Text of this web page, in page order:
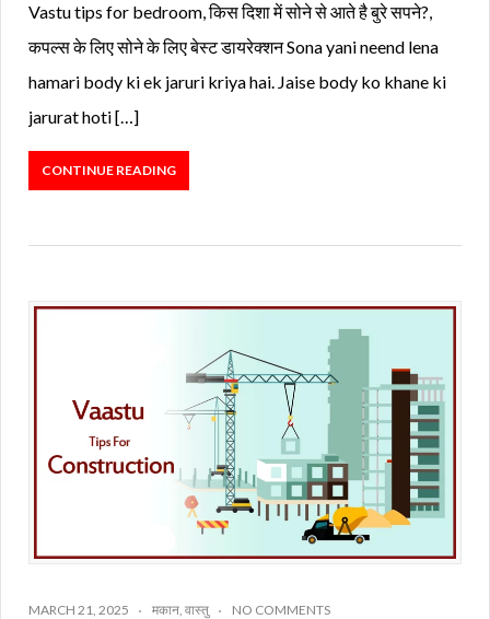
Vastu tips for bedroom, किस दिशा में सोने से आते है बुरे सपने?,
कपल्स के लिए सोने के लिए बेस्ट डायरेक्शन Sona yani neend lena
hamari body ki ek jaruri kriya hai. Jaise body ko khane ki
jarurat hoti […]
CONTINUE READING
MARCH 21, 2025 मकान वास्तु NO COMMENTS